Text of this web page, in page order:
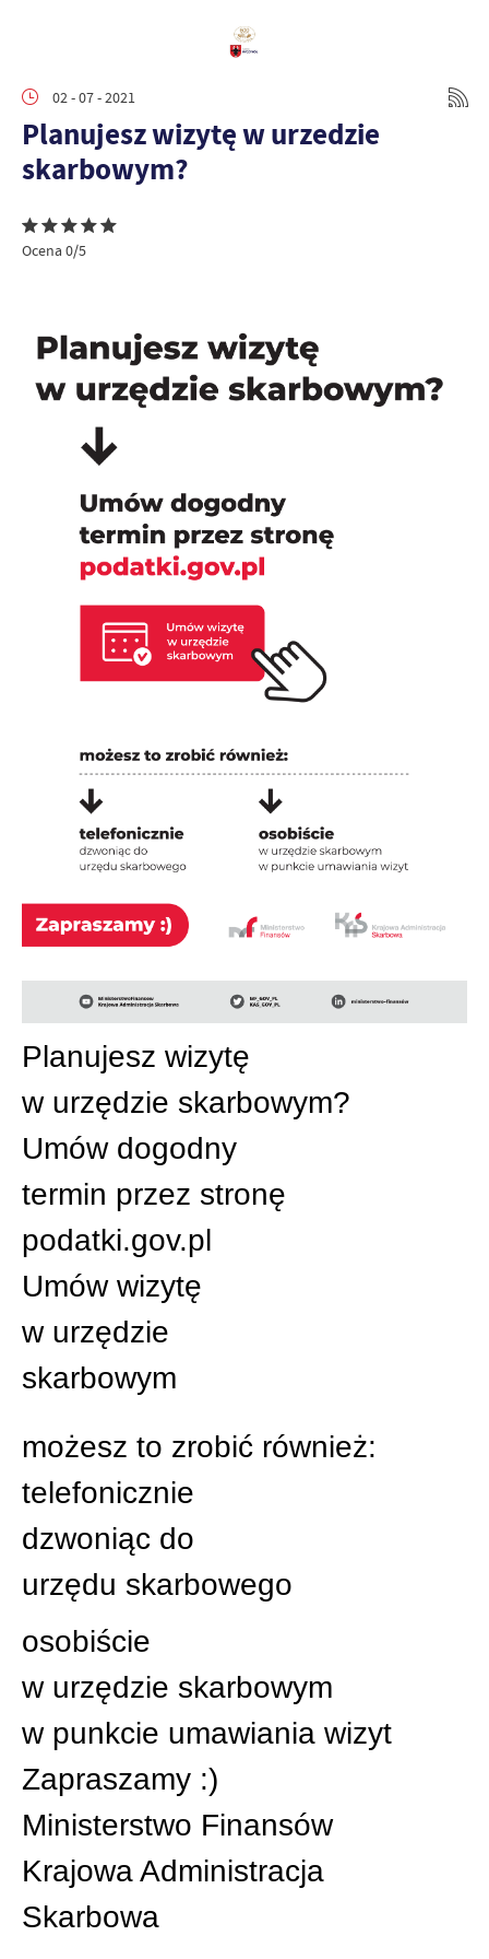
02 - 07 - 2021
Planujesz wizytę w urzedzie
skarbowym?
Ocena 0/5
Planujesz wizytę
w urzędzie skarbowym?
Umów dogodny
termin przez stronę
podatki.gov.pl
Umów wizytę
w urzędzie
skarbowym
możesz to zrobić również:
telefonicznie
dzwoniąc do
urzędu skarbowego
osobiście
w urzędzie skarbowym
w punkcie umawiania wizyt
Zapraszamy :)
Ministerstwo Finansów
Krajowa Administracja
Skarbowa